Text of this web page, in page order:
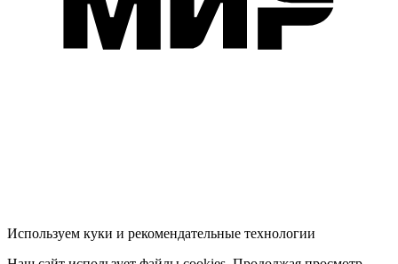
Используем куки и рекомендательные технологии